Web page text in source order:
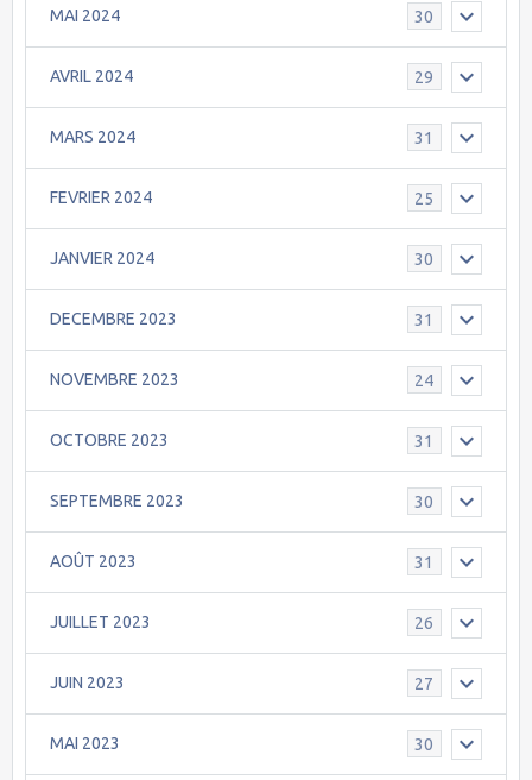
MAI 2024 30
AVRIL 2024 29
MARS 2024 31
FEVRIER 2024 25
JANVIER 2024 30
DECEMBRE 2023 31
NOVEMBRE 2023 24
OCTOBRE 2023 31
SEPTEMBRE 2023 30
AOÛT 2023 31
JUILLET 2023 26
JUIN 2023 27
MAI 2023 30